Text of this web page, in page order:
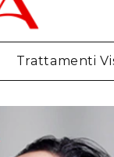
Trattamenti